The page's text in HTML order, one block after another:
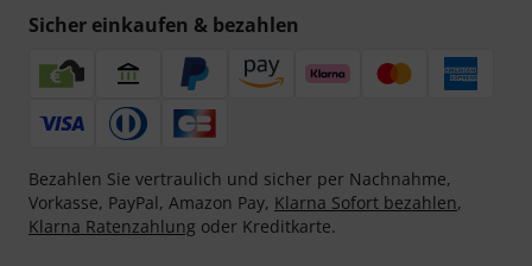
Sicher einkaufen & bezahlen
Bezahlen Sie vertraulich und sicher per Nachnahme,
Vorkasse, PayPal, Amazon Pay, Klarna Sofort bezahlen,
Klarna Ratenzahlung oder Kreditkarte.